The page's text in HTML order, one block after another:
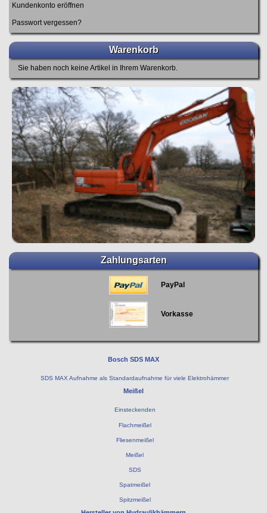
Kundenkonto eröffnen
Passwort vergessen?
Warenkorb
Sie haben noch keine Artikel in Ihrem Warenkorb.
Zahlungsarten
PayPal
Vorkasse
Bosch SDS MAX
SDS MAX Aufnahme als Standardaufnahme für viele Elektrohämmer
Meißel
Einsteckenden
Flachmeißel
Fliesenmeißel
Meißel
SDS
Spatmeißel
Spitzmeißel